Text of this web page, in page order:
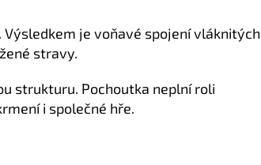
. Výsledkem je voňavé spojení vláknitých
stravy.
strukturu. Pochoutka neplní roli
i společné hře.